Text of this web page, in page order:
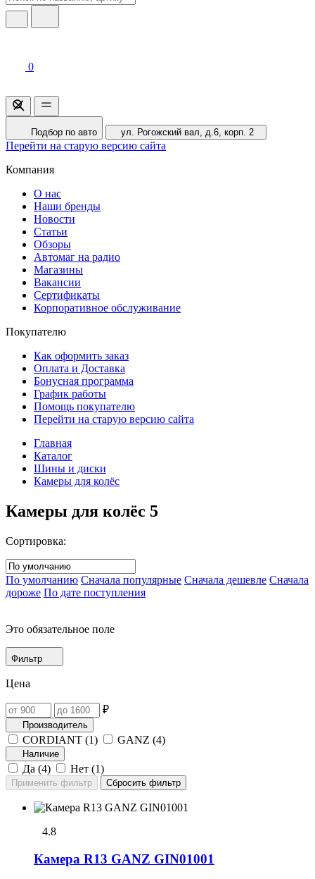
0
Подбор по авто ул. Рогожский вал, д.6, корп. 2
Перейти на старую версию сайта
Компания
О нас
Наши бренды
Новости
Статьи
Обзоры
Автомаг на радио
Магазины
Вакансии
Сертификаты
Корпоративное обслуживание
Покупателю
Как оформить заказ
Оплата и Доставка
Бонусная программа
График работы
Помощь покупателю
Перейти на старую версию сайта
Главная
Каталог
Шины и диски
Камеры для колёс
Камеры для колёс 5
Сортировка:
По умолчанию Сначала популярные Сначала дешевле Сначала
дороже По дате поступления
Это обязательное поле
Фильтр
Цена
₽
Производитель
CORDIANT (1) GANZ (4)
Наличие
Да (4) Нет (1)
4.8
Камера R13 GANZ GIN01001